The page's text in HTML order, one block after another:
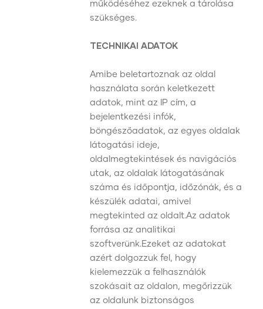
működéséhez ezeknek a tárolása
szükséges.
TECHNIKAI ADATOK
Amibe beletartoznak az oldal
használata során keletkezett
adatok, mint az IP cím, a
bejelentkezési infók,
böngészőadatok, az egyes oldalak
látogatási ideje,
oldalmegtekintések és navigációs
utak, az oldalak látogatásának
száma és időpontja, időzónák, és a
készülék adatai, amivel
megtekinted az oldalt.Az adatok
forrása az analitikai
szoftverünk.Ezeket az adatokat
azért dolgozzuk fel, hogy
kielemezzük a felhasználók
szokásait az oldalon, megőrizzük
az oldalunk biztonságos